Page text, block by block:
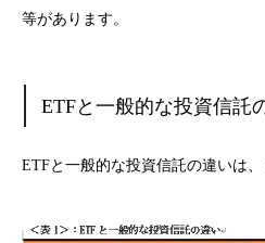
等があります。
ETFと一般的な投資信託
ETFと一般的な投資信託の違いは